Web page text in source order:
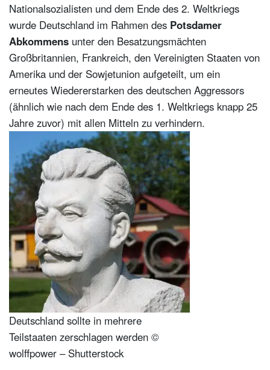
Nationalsozialisten und dem Ende des 2. Weltkriegs
wurde Deutschland im Rahmen des Potsdamer
Abkommens unter den Besatzungsmächten
Großbritannien, Frankreich, den Vereinigten Staaten von
Amerika und der Sowjetunion aufgeteilt, um ein
erneutes Wiedererstarken des deutschen Aggressors
(ähnlich wie nach dem Ende des 1. Weltkriegs knapp 25
Jahre zuvor) mit allen Mitteln zu verhindern.
Deutschland sollte in mehrere
Teilstaaten zerschlagen werden ©
wolffpower – Shutterstock